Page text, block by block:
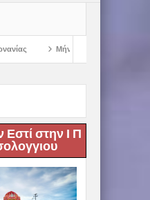
Σεβασμιωτάτου Μητροπολίτου
Εστί στην Ι Π